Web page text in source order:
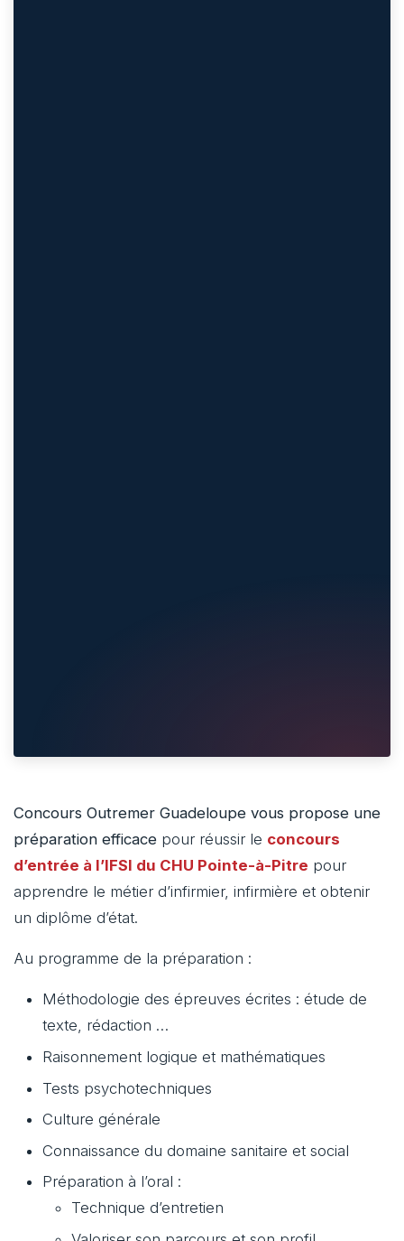
Concours Outremer Guadeloupe vous propose une
préparation efficace pour réussir le concours
d’entrée à l’IFSI du CHU Pointe-à-Pitre pour
apprendre le métier d’infirmier, infirmière et obtenir
un diplôme d’état.
Au programme de la préparation :
Méthodologie des épreuves écrites : étude de
texte, rédaction …
Raisonnement logique et mathématiques
Tests psychotechniques
Culture générale
Connaissance du domaine sanitaire et social
Préparation à l’oral :
Technique d’entretien